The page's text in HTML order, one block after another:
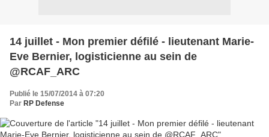
14 juillet - Mon premier défilé - lieutenant Marie-
Eve Bernier, logisticienne au sein de
@RCAF_ARC
Publié le 15/07/2014 à 07:20
Par RP Defense